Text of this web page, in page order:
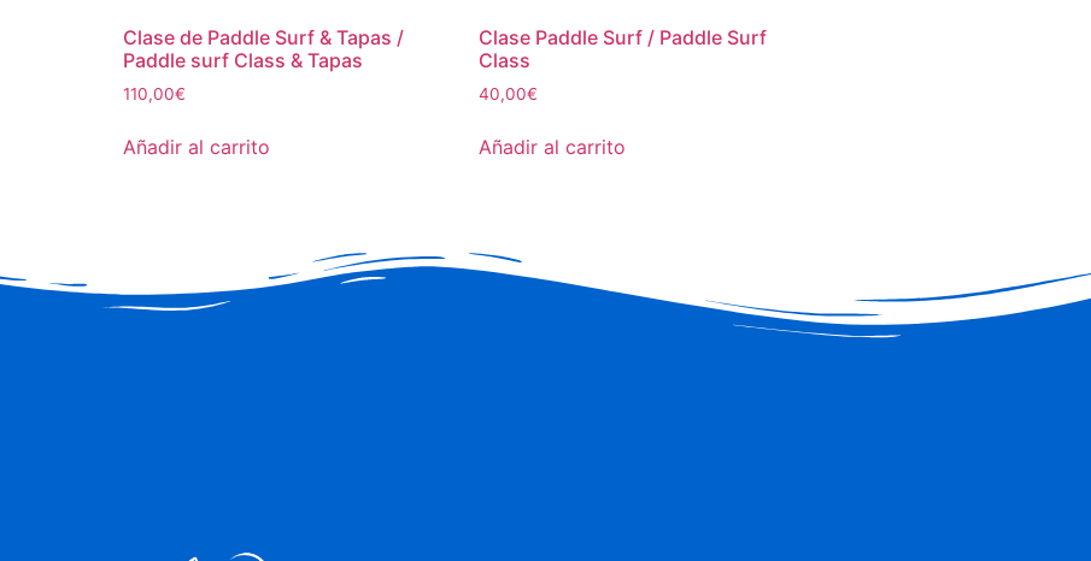
Clase de Paddle Surf & Tapas /
Paddle surf Class & Tapas
110,00€
Añadir al carrito
Clase Paddle Surf / Paddle Surf
Class
40,00€
Añadir al carrito